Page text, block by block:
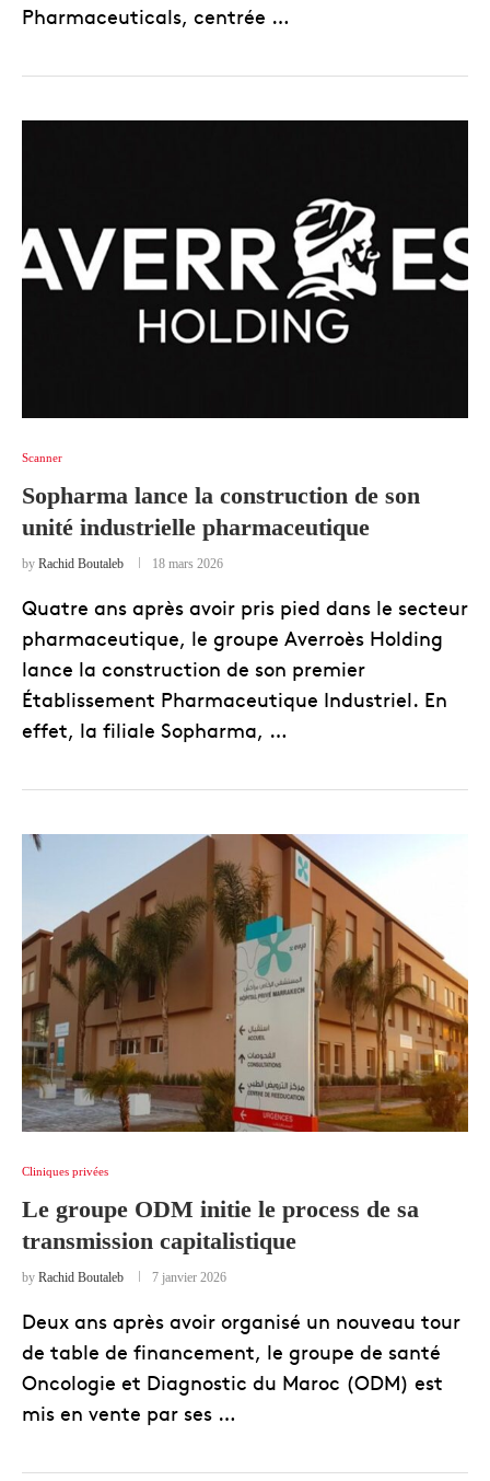
Pharmaceuticals, centrée …
Scanner
Sopharma lance la construction de son
unité industrielle pharmaceutique
by Rachid Boutaleb 18 mars 2026
Quatre ans après avoir pris pied dans le secteur
pharmaceutique, le groupe Averroès Holding
lance la construction de son premier
Établissement Pharmaceutique Industriel. En
effet, la filiale Sopharma, …
Cliniques privées
Le groupe ODM initie le process de sa
transmission capitalistique
by Rachid Boutaleb 7 janvier 2026
Deux ans après avoir organisé un nouveau tour
de table de financement, le groupe de santé
Oncologie et Diagnostic du Maroc (ODM) est
mis en vente par ses …